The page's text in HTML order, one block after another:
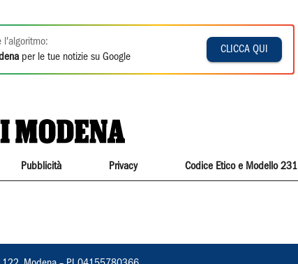
l'algoritmo:
per le tue notizie su Google
CLICCA QUI
Pubblicità Privacy Codice Etico e Modello 231